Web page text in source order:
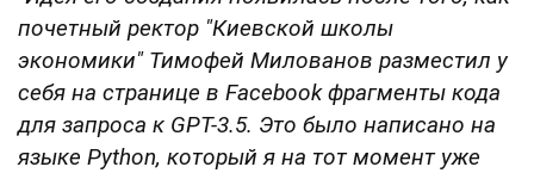
почетный ректор "Киевской школы
экономики" Тимофей Милованов разместил у
себя на странице в Facebook фрагменты кода
для запроса к GPT-3.5. Это было написано на
языке Python, который я на тот момент уже